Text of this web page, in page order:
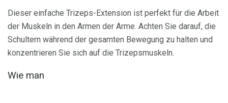
Dieser einfache Trizeps-Extension ist perfekt für die Arbeit
der Muskeln in den Armen der Arme. Achten Sie darauf, die
Schultern während der gesamten Bewegung zu halten und
konzentrieren Sie sich auf die Trizepsmuskeln.
Wie man